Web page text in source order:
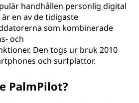
handhållen personlig digital
en av de tidigaste
som kombinerade
och
Den togs ur bruk 2010
och surfplattor.
PalmPilot?